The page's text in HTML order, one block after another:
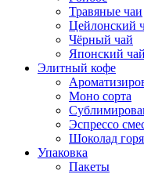
Травяные чаи
Цейлонский
Чёрный чай
Японский чай
Элитный кофе
Моно сорта
Эспрессо
Шоколад
Упаковка
Пакеты